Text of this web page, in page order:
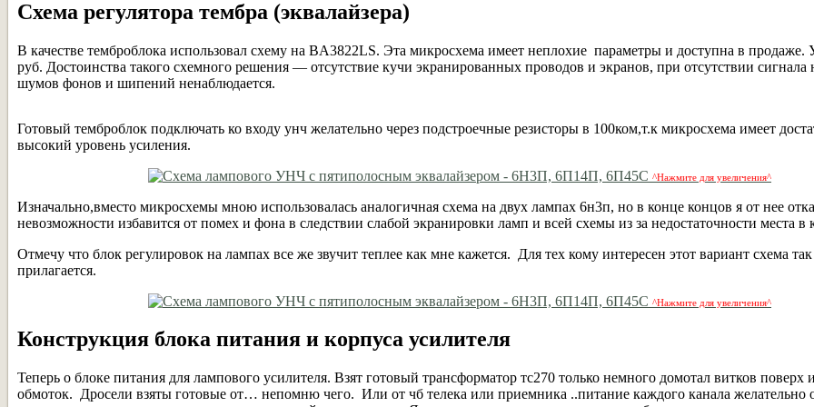
Схема регулятора тембра (эквалайзера)
В качестве темброблока использовал схему на BA3822LS. Эта микросхема имеет неплохие параметры и доступна в продаже.
руб. Достоинства такого схемного решения — отсутствие кучи экранированных проводов и экранов, при отсутствии сигнала
шумов фонов и шипений ненаблюдается.
Готовый темброблок подключать ко входу унч желательно через подстроечные резисторы в 100ком,т.к микросхема имеет
высокий уровень усиления.
^Нажмите для увеличения^
Изначально,вместо микросхемы мною использовалась аналогичная схема на двух лампах 6н3п, но в конце концов я от нее
невозможности избавится от помех и фона в следствии слабой экранировки ламп и всей схемы из за недостаточности места в
Отмечу что блок регулировок на лампах все же звучит теплее как мне кажется. Для тех кому интересен этот вариант схема
прилагается.
^Нажмите для увеличения^
Конструкция блока питания и корпуса усилителя
Теперь о блоке питания для лампового усилителя. Взят готовый трансформатор тс270 только немного домотал витков
обмоток. Дросели взяты готовые от… непомню чего. Или от чб телека или приемника ..питание каждого канала желательно